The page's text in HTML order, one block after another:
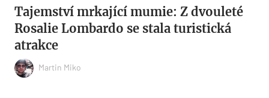
Tajemství mrkající mumie: Z dvouleté
Rosalie Lombardo se stala turistická
atrakce
Martin Miko